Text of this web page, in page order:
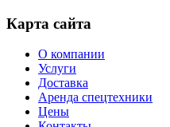
Карта сайта
О компании
Услуги
Доставка
Аренда спецтехники
Цены